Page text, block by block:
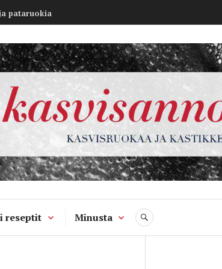
pataruokia
–
reseptit Minusta SEARCH